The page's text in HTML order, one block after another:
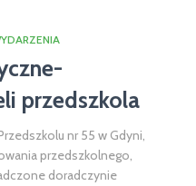
przedszkola
nr 55 w Gdyni,
przedszkolnego,
doradczynie